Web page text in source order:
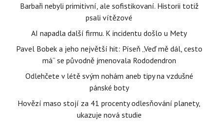
Barbaři nebyli primitivní, ale sofistikovaní. Historii totiž
psali vítězové
AI napadla další firmu. K incidentu došlo u Mety
Pavel Bobek a jeho největší hit: Píseň „Veď mě dál, cesto
má“ se původně jmenovala Rododendron
Odlehčete v létě svým nohám aneb tipy na vzdušné
pánské boty
Hovězí maso stojí za 41 procenty odlesňování planety,
ukazuje nová studie